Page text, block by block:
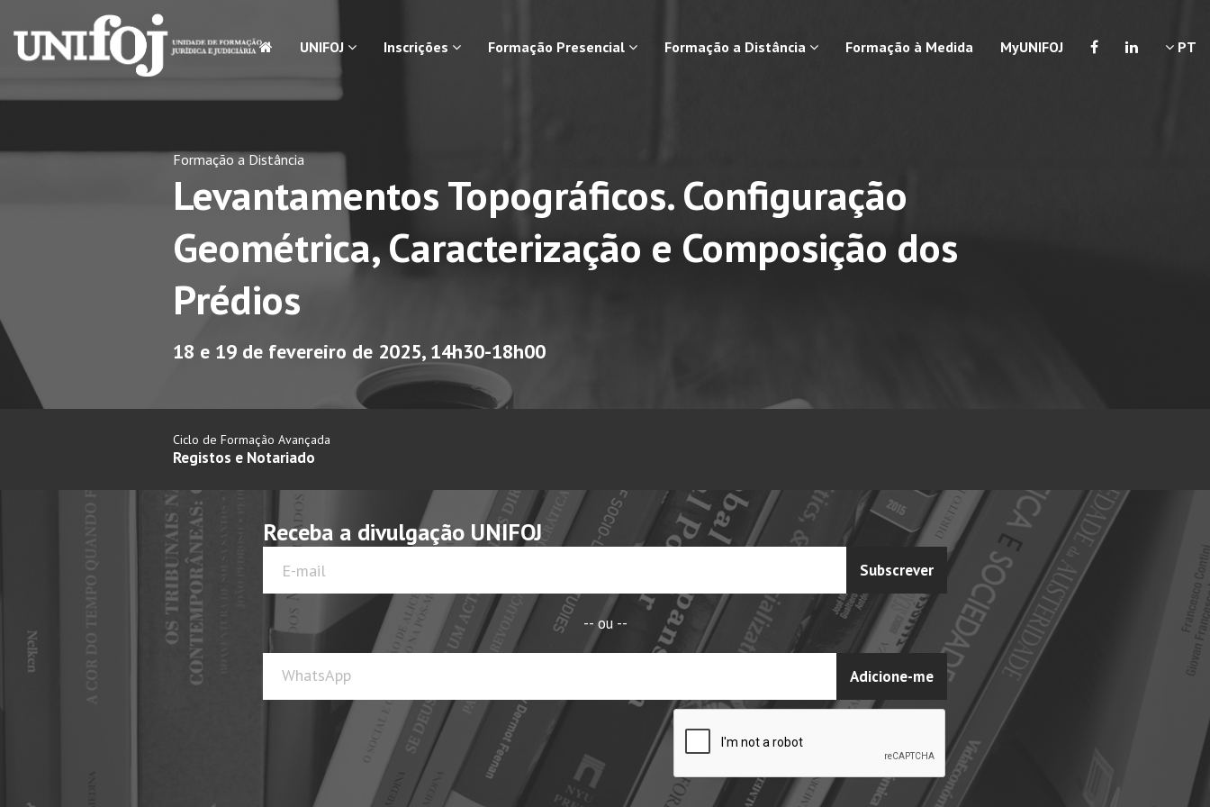
UNIFOJ Inscrições Formação Presencial Formação a Distância Formação à Medida MyUNIFOJ PT
Formação a Distância
Levantamentos Topográficos. Configuração
Geométrica, Caracterização e Composição dos
Prédios
18 e 19 de fevereiro de 2025, 14h30-18h00
Ciclo de Formação Avançada
Registos e Notariado
Receba a divulgação UNIFOJ
Subscrever
-- ou --
WhatsApp Adicione-me